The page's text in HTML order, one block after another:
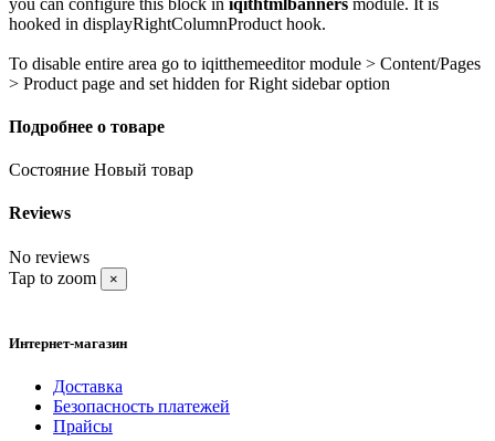
hooked in displayRightColumnProduct hook.
To disable entire area go to iqitthemeeditor module > Content/Pages
> Product page and set hidden for Right sidebar option
Подробнее о товаре
Состояние Новый товар
Reviews
No reviews
Tap to zoom
×
Интернет-магазин
Доставка
Безопасность платежей
Прайсы